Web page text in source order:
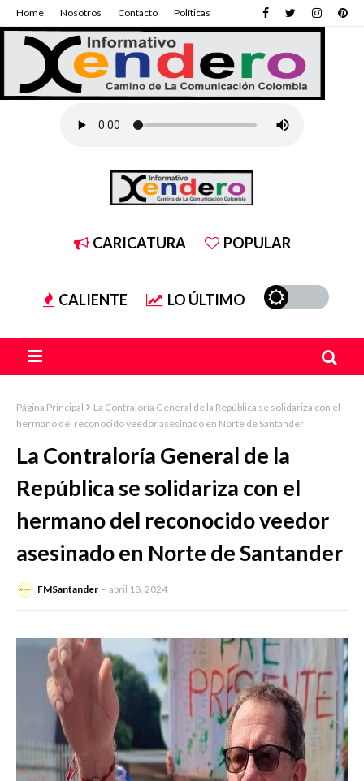
Home Nosotros Contacto Políticas
CARICATURA POPULAR
CALIENTE LO ÚLTIMO
Página Principal
La Contraloría General de la República se solidariza con el
hermano del reconocido veedor asesinado en Norte de Santander
La Contraloría General de la
República se solidariza con el
hermano del reconocido veedor
asesinado en Norte de Santander
FMSantander abril 18, 2024